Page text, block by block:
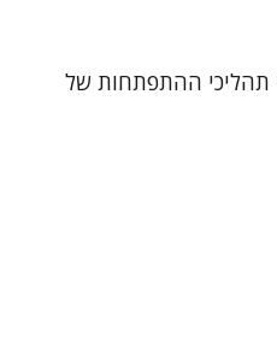
תהליכי ההתפתחות של